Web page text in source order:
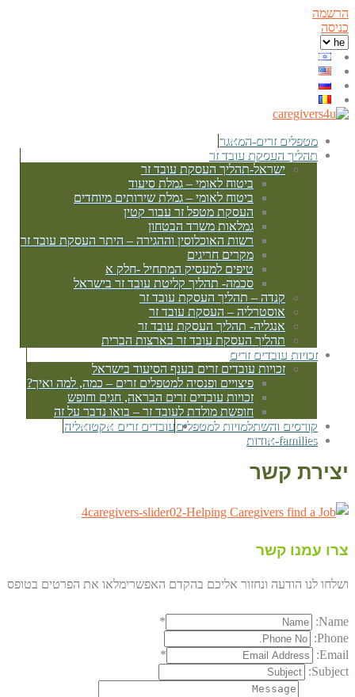
הרשמה
כניסה
מטפלים זרים-המאגר
תהליך העסקת עובד זר
ישראל-תהליך העסקת עובד זר
ביטוח לאומי – גמלת סיעוד
ביטוח לאומי – גמלת שירותים מיוחדים
העסקת מטפל זר עבור קטין
גמלאות משרד הבטחון
רשות האוכלוסין וההגירה – היתר העסקת עובד זר
מקרים חריגים
טיפים למעסיק המתחיל -חלק א
סכמה- תהליך קליטת עובד זר בישראל
קנדה – תהליך העסקת עובד זר
אוסטרליה – העסקת עובד זר
אנגליה- תהליך העסקת עובד זר
תהליך העסקת עובד זר בארצות הברית
זכויות עובדים זרים
זכויות עובדים זרים בענף הסיעוד בישראל
פיצויים ופנסיה למטפלים זרים – כמה, למה ואיך?
זכויות עובדים זרים הבראה, חגים וחופש
חופשת מולדת לעובד זר – בואו נדבר על זה
קורסים והשתלמויות למטפליםעובדים זרים אקטואליה
families-אודות
יצירת קשר
צרו עמנו קשר
ושלחו לנו הודעה ונחזור אליכם בהקדם האפשרימלאו את הפרטים בטופס
Name:
*
Phone:
Email:
*
Subject: